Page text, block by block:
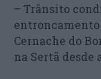
– Trânsito
entroncamento
Cernache do
na Sertã desde